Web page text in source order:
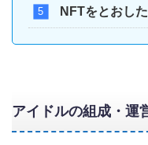
NFTをとおし
アイドルの組成・運